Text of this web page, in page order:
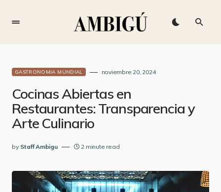
GASTRONOMIA MUNDIAL noviembre 20, 2024
Cocinas Abiertas en
Restaurantes: Transparencia y
Arte Culinario
by Staff Ambigu 2 minute read